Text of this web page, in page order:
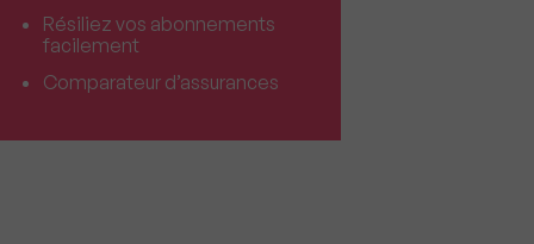
Résiliez vos abonnements
facilement
Comparateur d’assurances